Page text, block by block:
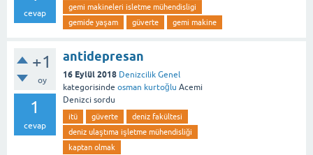
cevap
gemi makineleri isletme mühendisligi
gemide yaşam
güverte gemi makine
+1
oy
1
cevap
antidepresan
16 Eylül 2018 Denizcilik Genel
kategorisinde osman kurtoğlu Acemi
Denizci sordu
itü güverte
deniz fakültesi
deniz ulaştıma işletme mühendisliği
kaptan olmak